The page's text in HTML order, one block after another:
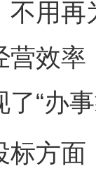
不用
营效
“办
方面